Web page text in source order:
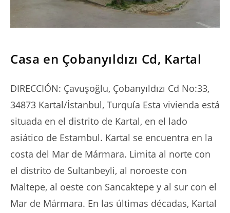
Casa en Çobanyıldızı Cd, Kartal
DIRECCIÓN: Çavuşoğlu, Çobanyıldızı Cd No:33,
34873 Kartal/İstanbul, Turquía Esta vivienda está
situada en el distrito de Kartal, en el lado
asiático de Estambul. Kartal se encuentra en la
costa del Mar de Mármara. Limita al norte con
el distrito de Sultanbeyli, al noroeste con
Maltepe, al oeste con Sancaktepe y al sur con el
Mar de Mármara. En las últimas décadas, Kartal